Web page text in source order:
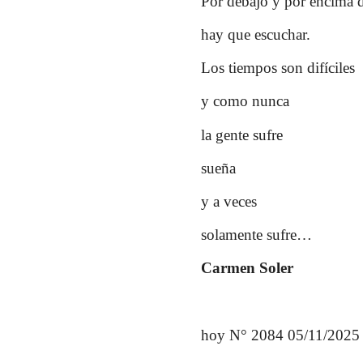
hay que escuchar.
Los tiempos son difíciles
y como nunca
la gente sufre
sueña
y a veces
solamente sufre…
Carmen Soler
hoy N° 2084 05/11/2025